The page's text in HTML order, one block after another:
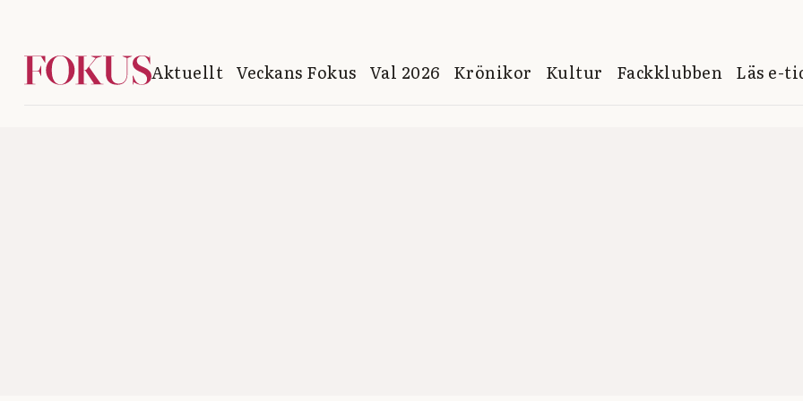
Aktuellt Veckans Fokus Val 2026 Krönikor Kultur Fackklubben Läs e-